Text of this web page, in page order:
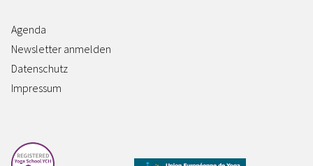
Agenda
Newsletter anmelden
Datenschutz
Impressum